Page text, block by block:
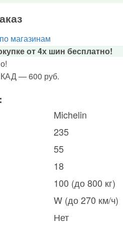
магазинам
от 4х шин бесплатно!
КАД — 600 руб.
Michelin
235
55
18
100 (до 800 кг)
W (до 270 км/ч)
Нет